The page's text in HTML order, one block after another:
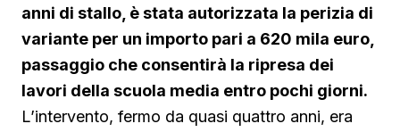
anni di stallo, è stata autorizzata la perizia di
variante per un importo pari a 620 mila euro,
passaggio che consentirà la ripresa dei
lavori della scuola media entro pochi giorni.
L’intervento, fermo da quasi quattro anni, era